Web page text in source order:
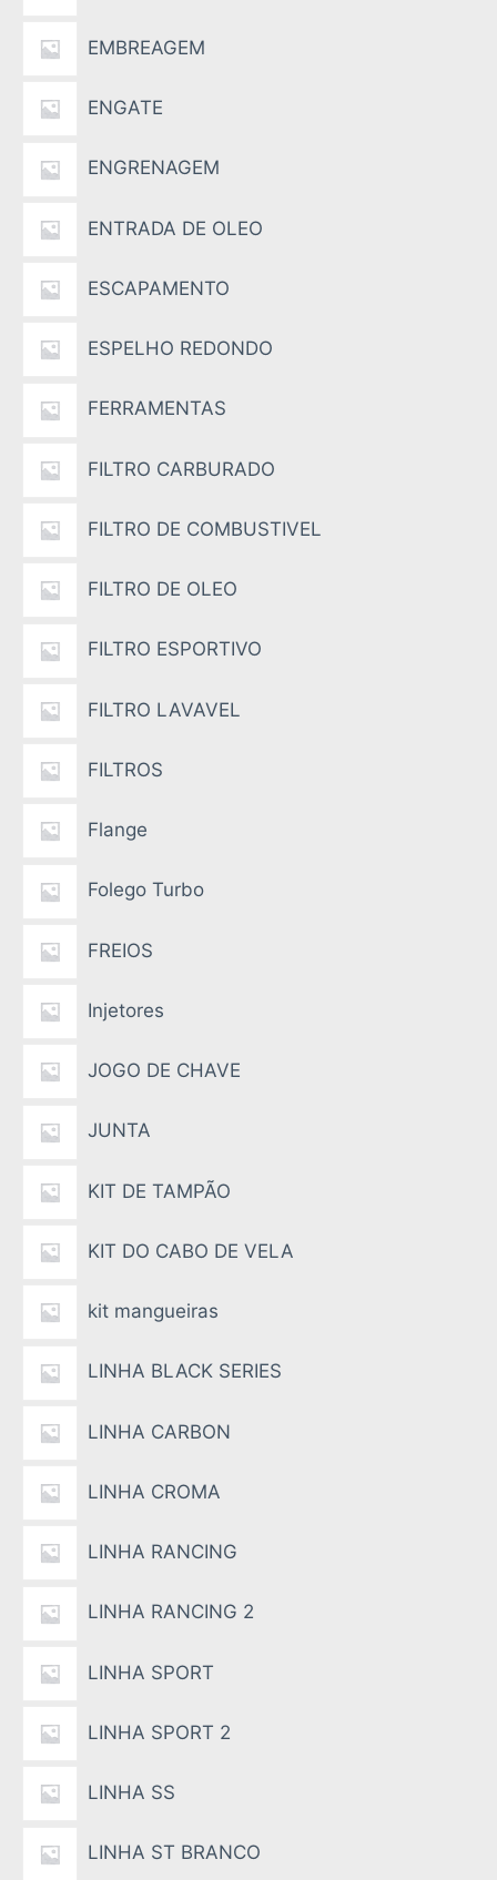
EMBREAGEM
ENGATE
ENGRENAGEM
ENTRADA DE OLEO
ESCAPAMENTO
ESPELHO REDONDO
FERRAMENTAS
FILTRO CARBURADO
FILTRO DE COMBUSTIVEL
FILTRO DE OLEO
FILTRO ESPORTIVO
FILTRO LAVAVEL
FILTROS
Flange
Folego Turbo
FREIOS
Injetores
JOGO DE CHAVE
JUNTA
KIT DE TAMPÃO
KIT DO CABO DE VELA
kit mangueiras
LINHA BLACK SERIES
LINHA CARBON
LINHA CROMA
LINHA RANCING
LINHA RANCING 2
LINHA SPORT
LINHA SPORT 2
LINHA SS
LINHA ST BRANCO